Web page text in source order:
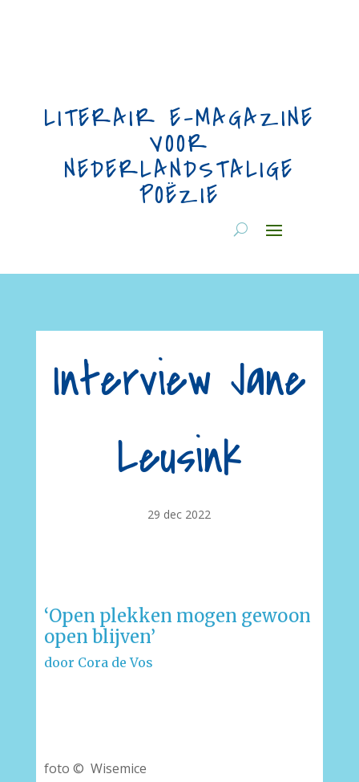
LITERAIR E-MAGAZINE
VOOR
NEDERLANDSTALIGE
POËZIE
Interview Jane
Leusink
29 dec 2022
‘Open plekken mogen gewoon
open blijven’
door Cora de Vos
foto © Wisemice